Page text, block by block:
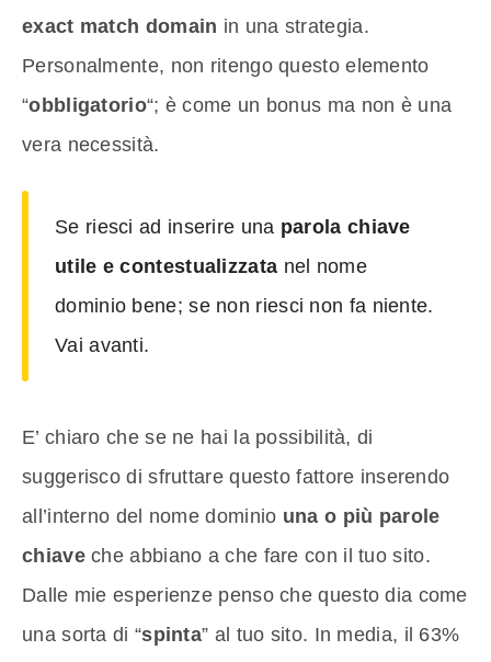
exact match domain in una strategia.
Personalmente, non ritengo questo elemento
“obbligatorio“; è come un bonus ma non è una
vera necessità.
Se riesci ad inserire una parola chiave
utile e contestualizzata nel nome
dominio bene; se non riesci non fa niente.
Vai avanti.
E’ chiaro che se ne hai la possibilità, di
suggerisco di sfruttare questo fattore inserendo
all’interno del nome dominio una o più parole
chiaveche abbiano a che fare con il tuo sito.
Dalle mie esperienze penso che questo dia come
una sorta di “spinta” al tuo sito. In media, il 63%